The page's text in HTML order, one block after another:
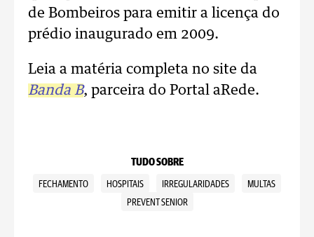
de Bombeiros para emitir a licença do
prédio inaugurado em 2009.
Leia a matéria completa no site da
Banda B, parceira do Portal aRede.
TUDO SOBRE
FECHAMENTO HOSPITAIS IRREGULARIDADES
MULTAS
PREVENT SENIOR